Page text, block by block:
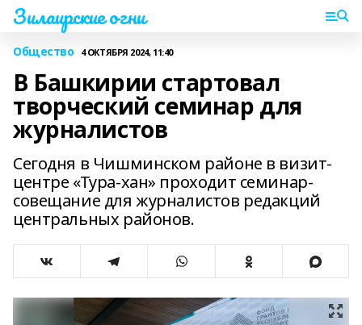
Зилаирские огни
Общество 4 ОКТЯБРЯ 2024, 11:40
В Башкирии стартовал
творческий семинар для
журналистов
Сегодня в Чишминском районе в визит-
центре «Тура-хан» проходит семинар-
совещание для журналистов редакций
центральных районов.